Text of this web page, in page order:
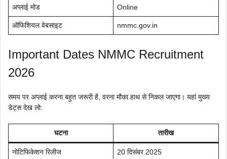
अप्लाई मोड Online
ऑफिशियल वेबसाइट nmmc.gov.in
Important Dates NMMC Recruitment
2026
समय पर अप्लाई करना बहुत जरूरी है, वरना मौका हाथ से निकल जाएगा। यहां मुख्य
डेट्स देख लो:
घटना तारीख
नोटिफिकेशन रिलीज 20 दिसंबर 2025